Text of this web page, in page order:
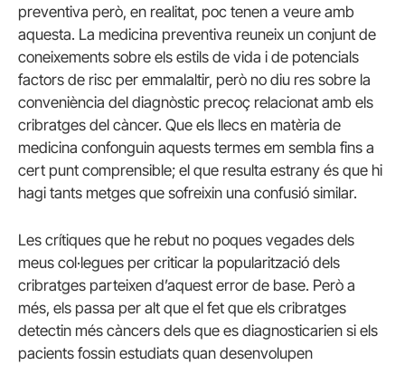
preventiva però, en realitat, poc tenen a veure amb
aquesta. La medicina preventiva reuneix un conjunt de
coneixements sobre els estils de vida i de potencials
factors de risc per emmalaltir, però no diu res sobre la
conveniència del diagnòstic precoç relacionat amb els
cribratges del càncer. Que els llecs en matèria de
medicina confonguin aquests termes em sembla fins a
cert punt comprensible; el que resulta estrany és que hi
hagi tants metges que sofreixin una confusió similar.
Les crítiques que he rebut no poques vegades dels
meus col·legues per criticar la popularització dels
cribratges parteixen d’aquest error de base. Però a
més, els passa per alt que el fet que els cribratges
detectin més càncers dels que es diagnosticarien si els
pacients fossin estudiats quan desenvolupen